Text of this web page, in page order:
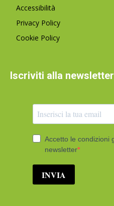
Accessibilità
Privacy Policy
Cookie Policy
Iscriviti alla newsletter